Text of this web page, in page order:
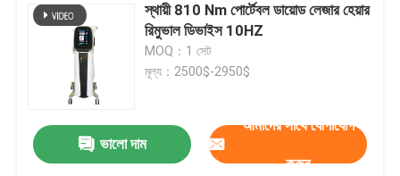
স্থায়ী 810 Nm পোর্টেবল ডায়োড লেজার হেয়ার
রিমুভাল ডিভাইস 10HZ
MOQ：1 সেট
মূল্য：2500$-2950$
ভালো দাম
আমাদের সাথে যোগাযোগ
করুন